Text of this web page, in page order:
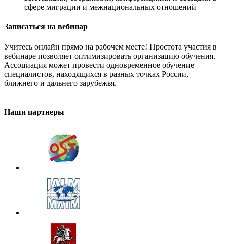
сфере миграции и межнациональных отношений
Записаться на вебинар
Учитесь онлайн прямо на рабочем месте! Простота участия в
вебинаре позволяет оптимизировать организацию обучения.
Ассоциация может провести одновременное обучение
специалистов, находящихся в разных точках России,
ближнего и дальнего зарубежья.
Наши партнеры